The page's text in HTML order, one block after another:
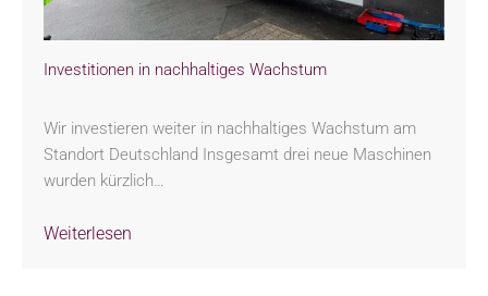
Investitionen in nachhaltiges Wachstum
Wir investieren weiter in nachhaltiges Wachstum am
Standort Deutschland Insgesamt drei neue Maschinen
wurden kürzlich…
Weiterlesen